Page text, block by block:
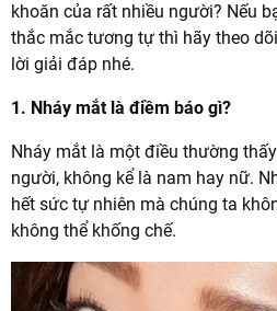
khoăn của rất nhiều người? Nếu
thắc mắc tương tự thì hãy theo
lời giải đáp nhé.
1. Nháy mắt là điềm báo gì?
Nháy mắt là một điều thường
người, không kể là nam hay nữ.
hết sức tự nhiên mà chúng ta
không thể khống chế.